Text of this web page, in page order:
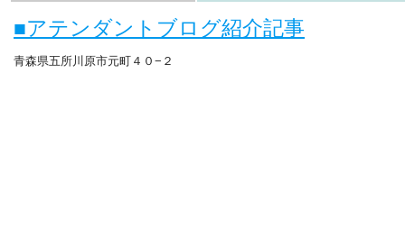
■アテンダントブログ紹介記事
青森県五所川原市元町４０−２